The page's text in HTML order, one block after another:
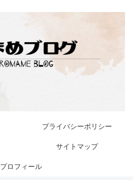
プライバシーポリシー
サイトマップ
プロフィール